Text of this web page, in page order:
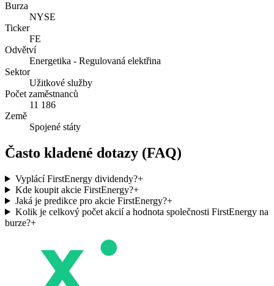
Burza
NYSE
Ticker
FE
Odvětví
Energetika - Regulovaná elektřina
Sektor
Užitkové služby
Počet zaměstnanců
11 186
Země
Spojené státy
Často kladené dotazy (FAQ)
Vyplácí FirstEnergy dividendy?+
Kde koupit akcie FirstEnergy?+
Jaká je predikce pro akcie FirstEnergy?+
Kolik je celkový počet akcií a hodnota společnosti FirstEnergy na
burze?+